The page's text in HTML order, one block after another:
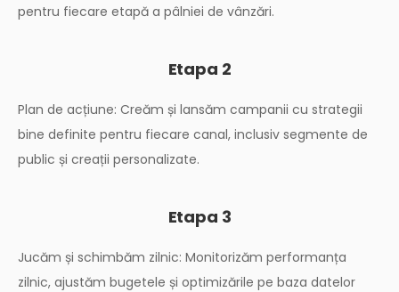
pentru fiecare etapă a pâlniei de vânzări.
Etapa 2
Plan de acțiune: Creăm și lansăm campanii cu strategii
bine definite pentru fiecare canal, inclusiv segmente de
public și creații personalizate.
Etapa 3
Jucăm și schimbăm zilnic: Monitorizăm performanța
zilnic, ajustăm bugetele și optimizările pe baza datelor